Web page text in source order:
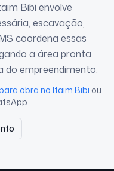
Bibi envolve
escavação,
coordena essas
a área pronta
do empreendimento.
obra no Itaim Bibi ou